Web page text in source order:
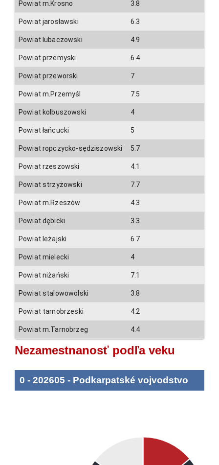
Powiat m.Krosno 3.8
Powiat jarosławski 6.3
Powiat lubaczowski 4.9
Powiat przemyski 6.4
Powiat przeworski 7
Powiat m.Przemyśl 7.5
Powiat kolbuszowski 4
Powiat łańcucki 5
Powiat ropczycko-sędziszowski 5.7
Powiat rzeszowski 4.1
Powiat strzyżowski 7.7
Powiat m.Rzeszów 4.3
Powiat dębicki 3.3
Powiat leżajski 6.7
Powiat mielecki 4
Powiat niżański 7.1
Powiat stalowowolski 3.8
Powiat tarnobrzeski 4.2
Powiat m.Tarnobrzeg 4.4
Nezamestnanosť podľa veku
0 - 202605 - Podkarpatské vojvodstvo